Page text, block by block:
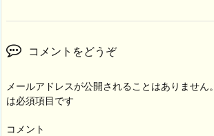
コメントをどうぞ
メールアドレスが公開されることはありません。
は必須項目です
コメント